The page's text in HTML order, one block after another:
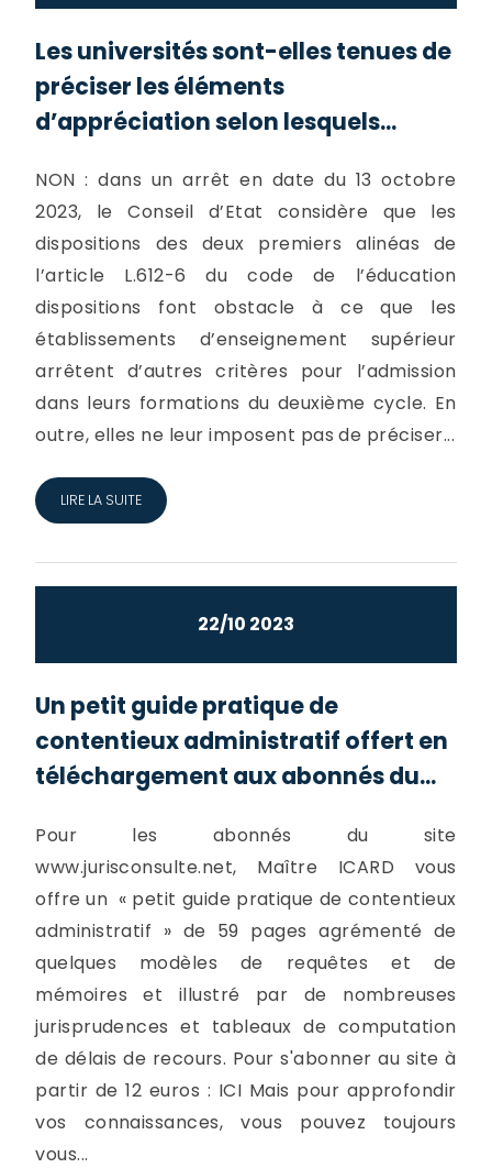
Les universités sont-elles tenues de
préciser les éléments
d’appréciation selon lesquels...
NON : dans un arrêt en date du 13 octobre
2023, le Conseil d’Etat considère que les
dispositions des deux premiers alinéas de
l’article L.612-6 du code de l’éducation
dispositions font obstacle à ce que les
établissements d’enseignement supérieur
arrêtent d’autres critères pour l’admission
dans leurs formations du deuxième cycle. En
outre, elles ne leur imposent pas de préciser...
LIRE LA SUITE
22/10 2023
Un petit guide pratique de
contentieux administratif offert en
téléchargement aux abonnés du...
Pour les abonnés du site
www.jurisconsulte.net, Maître ICARD vous
offre un « petit guide pratique de contentieux
administratif » de 59 pages agrémenté de
quelques modèles de requêtes et de
mémoires et illustré par de nombreuses
jurisprudences et tableaux de computation
de délais de recours. Pour s'abonner au site à
partir de 12 euros : ICI Mais pour approfondir
vos connaissances, vous pouvez toujours
vous...